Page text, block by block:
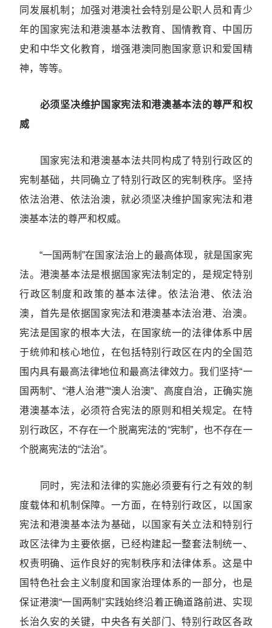
同发展机制；加强对港澳社会特别是公职人员和青少
年的国家宪法和港澳基本法教育、国情教育、中国历
史和中华文化教育，增强港澳同胞国家意识和爱国精
神，等等。
必须坚决维护国家宪法和港澳基本法的尊严和权
威
国家宪法和港澳基本法共同构成了特别行政区的
宪制基础，共同确立了特别行政区的宪制秩序。坚持
依法治港、依法治澳，就必须坚决维护国家宪法和港
澳基本法的尊严和权威。
“一国两制”在国家法治上的最高体现，就是国家宪
法。港澳基本法是根据国家宪法制定的，是规定特别
行政区制度和政策的基本法律。依法治港、依法治
澳，首先是依据国家宪法和港澳基本法治港、治澳。
宪法是国家的根本大法，在国家统一的法律体系中居
于统帅和核心地位，在包括特别行政区在内的全国范
围内具有最高法律地位和最高法律效力。我们坚持“一
国两制”、“港人治港”“澳人治澳”、高度自治，正确实施
港澳基本法，必须符合宪法的原则和相关规定。在特
别行政区，不存在一个脱离宪法的“宪制”，也不存在一
个脱离宪法的“法治”。
同时，宪法和法律的实施必须要有行之有效的制
度载体和机制保障。一方面，在特别行政区，以国家
宪法和港澳基本法为基础，以国家有关立法和特别行
政区法律为主要依据，已经构建起一整套法制统一、
权责明确、运作良好的宪制秩序和法律体系。这是中
国特色社会主义制度和国家治理体系的一部分，也是
保证港澳“一国两制”实践始终沿着正确道路前进、实现
长治久安的关键，中央各有关部门、特别行政区各政